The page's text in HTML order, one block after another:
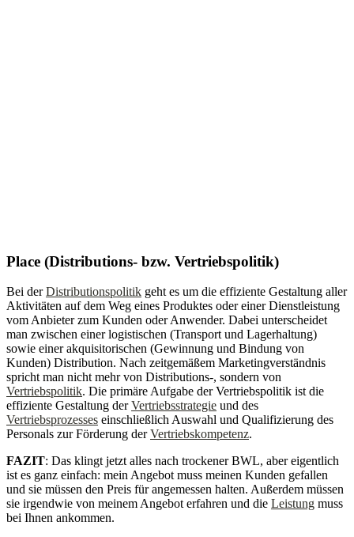
Place (Distributions- bzw. Vertriebspolitik)
Bei derDistributionspolitik geht es um die effiziente Gestaltung aller
Aktivitäten auf dem Weg eines Produktes oder einer Dienstleistung
vom Anbieter zum Kunden oder Anwender. Dabei unterscheidet
man zwischen einer logistischen (Transport und Lagerhaltung)
sowie einer akquisitorischen (Gewinnung und Bindung von
Kunden) Distribution. Nach zeitgemäßem Marketingverständnis
spricht man nicht mehr von Distributions-, sondern von
Vertriebspolitik. Die primäre Aufgabe der Vertriebspolitik ist die
effiziente Gestaltung derVertriebsstrategie und des
Vertriebsprozesses einschließlich Auswahl und Qualifizierung des
Personals zur Förderung derVertriebskompetenz.
FAZIT: Das klingt jetzt alles nach trockener BWL, aber eigentlich
ist es ganz einfach: mein Angebot muss meinen Kunden gefallen
und sie müssen den Preis für angemessen halten. Außerdem müssen
sie irgendwie von meinem Angebot erfahren und die Leistung muss
bei Ihnen ankommen.